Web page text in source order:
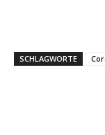
SCHLAGWORTE